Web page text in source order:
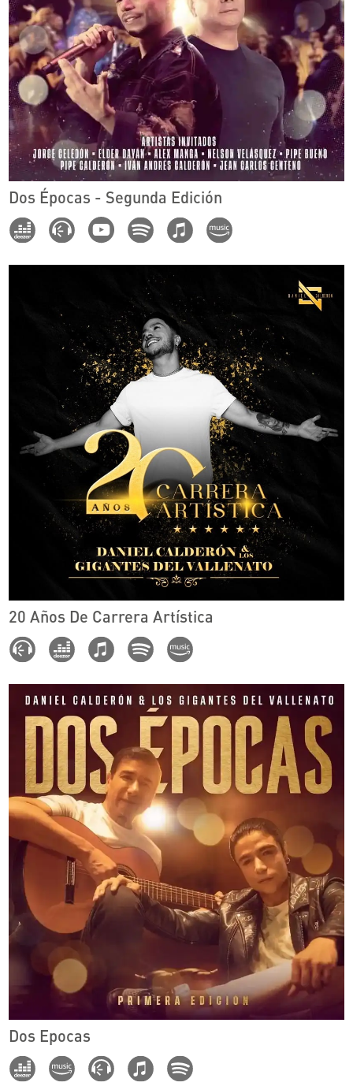
Dos Épocas - Segunda Edición
20 Años De Carrera Artística
Dos Epocas